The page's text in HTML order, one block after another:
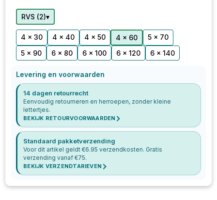
RVS (2)▾
4 x 30 4 x 40 4 x 50 4 x 60
5 x 70
5 x 90
6 x 80 6 x 100 6 x 120 6 x 140
Levering en voorwaarden
14 dagen retourrecht
Eenvoudig retourneren en herroepen, zonder kleine
lettertjes.
BEKIJK RETOURVOORWAARDEN
Standaard pakketverzending
Voor dit artikel geldt €6.95 verzendkosten. Gratis
verzending vanaf €75.
BEKIJK VERZENDTARIEVEN